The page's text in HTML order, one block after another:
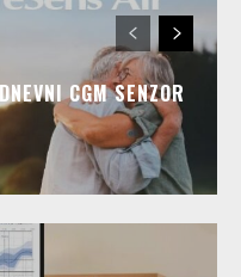
CGM SENZOR